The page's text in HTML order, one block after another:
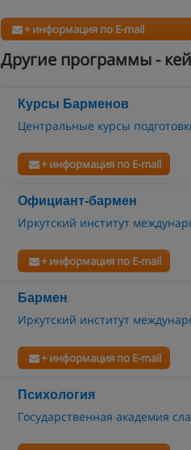
+ информация по E-mail
Другие программы -
Курсы Барменов
Центральные курсы
+ информация по E-mail
Официант-бармен
Иркутский институт
+ информация по E-mail
Бармен
Иркутский институт
+ информация по E-mail
Психология
Государственная академия